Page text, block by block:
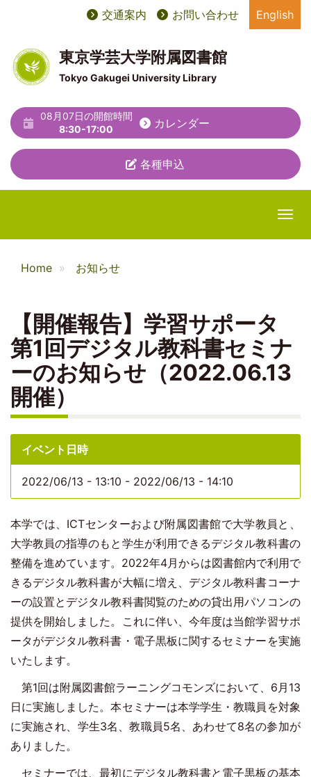
ツ
に
動
User
account
menu
ユ
ー
テ
ィ
リ
テ
ィ
メ
ュ
ー
交通案内 お問い合わせ English
東京学芸大学附属図書館
Tokyo Gakugei University Library
08月07日の開館時間
8:30-17:00
カレンダー
各種申込
Home お知らせ
【開催報告】学習サポータ
第1回デジタル教科書セミナ
ーのお知らせ（2022.06.13
開催）
イベント日時
2022/06/13 - 13:10 - 2022/06/13 - 14:10
本学では、ICTセンターおよび附属図書館で大学教員と、
大学教員の指導のもと学生が利用できるデジタル教科書の
整備を進めています。2022年4月からは図書館内で利用で
きるデジタル教科書が大幅に増え、デジタル教科書コーナ
ーの設置とデジタル教科書閲覧のための貸出用パソコンの
提供を開始しました。これに伴い、今年度は当館学習サポ
ータがデジタル教科書・電子黒板に関するセミナーを実施
いたします。
第1回は附属図書館ラーニングコモンズにおいて、6月13
日に実施しました。本セミナーは本学学生・教職員を対象
に実施され、学生3名、教職員5名、あわせて8名の参加が
ありました。
セミナーでは、最初にデジタル教科書と電子黒板の基本